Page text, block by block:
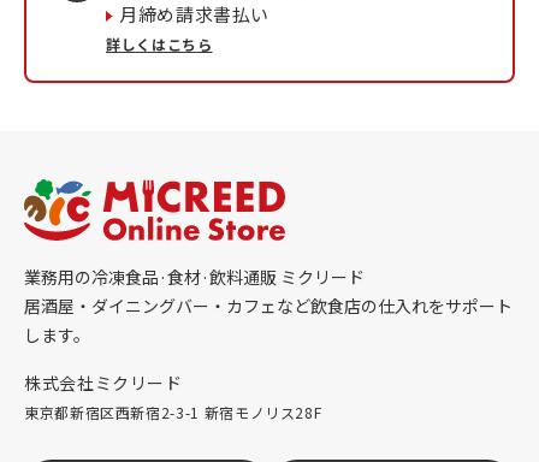
月締め請求書払い
詳しくはこちら
業務用の冷凍食品·食材·飲料通販 ミクリード
居酒屋・ダイニングバー・カフェなど飲食店の仕入れをサポート
します。
株式会社ミクリード
東京都新宿区西新宿2-3-1 新宿モノリス28F